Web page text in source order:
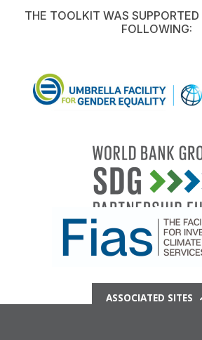
THE TOOLKIT WAS
FOLLOWING:
ASSOCIATED SITES